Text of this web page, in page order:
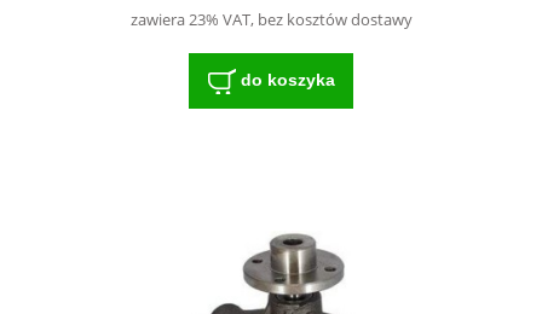
zawiera 23% VAT, bez kosztów dostawy
do koszyka